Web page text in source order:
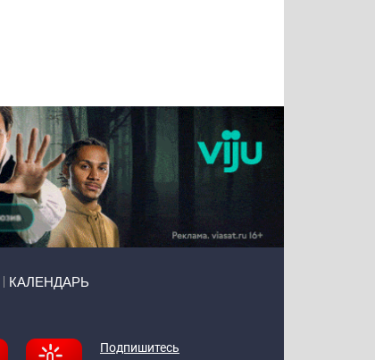
КАЛЕНДАРЬ
Подпишитесь